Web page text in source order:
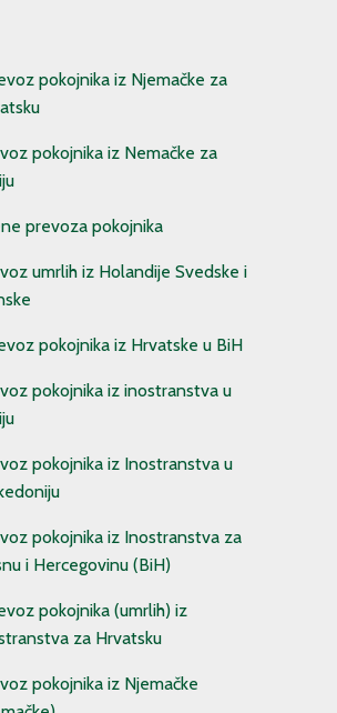
pokojnika iz Njemačke za
pokojnika iz Nemačke za
prevoza pokojnika
umrlih iz Holandije Svedske i
pokojnika iz Hrvatske u BiH
pokojnika iz inostranstva u
pokojnika iz Inostranstva u
pokojnika iz Inostranstva za
i Hercegovinu (BiH)
pokojnika (umrlih) iz
za Hrvatsku
pokojnika iz Njemačke